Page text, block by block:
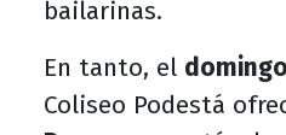
bailarinas.
En tanto, el
Coliseo Podestá